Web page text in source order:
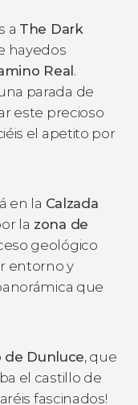
a The Dark
hayedos
Real.
parada de
este precioso
el apetito por
en la Calzada
la zona de
geológico
entorno y
que
de Dunluce, que
el castillo de
fascinados!